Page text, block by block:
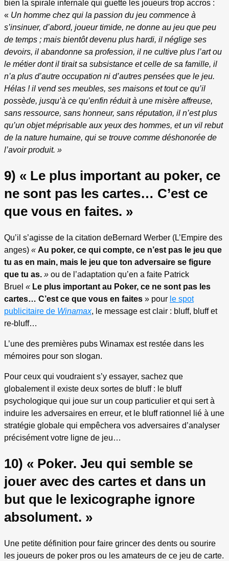
bien la spirale infernale qui guette les joueurs trop accros :
« Un homme chez qui la passion du jeu commence à
s’insinuer, d’abord, joueur timide, ne donne au jeu que peu
de temps ; mais bientôt devenu plus hardi, il néglige ses
devoirs, il abandonne sa profession, il ne cultive plus l’art ou
le métier dont il tirait sa subsistance et celle de sa famille, il
n’a plus d’autre occupation ni d’autres pensées que le jeu.
Hélas ! il vend ses meubles, ses maisons et tout ce qu’il
possède, jusqu’à ce qu’enfin réduit à une misère affreuse,
sans ressource, sans honneur, sans réputation, il n’est plus
qu’un objet méprisable aux yeux des hommes, et un vil rebut
de la nature humaine, qui se trouve comme déshonorée de
l’avoir produit. »
9) « Le plus important au poker, ce
ne sont pas les cartes… C’est ce
que vous en faites. »
Qu’il s’agisse de la citation deBernard Werber (L’Empire des
anges) « Au poker, ce qui compte, ce n’est pas le jeu que
tu as en main, mais le jeu que ton adversaire se figure
que tu as. » ou de l’adaptation qu’en a faite Patrick
Bruel « Le plus important au Poker, ce ne sont pas les
cartes… C’est ce que vous en faites » pour le spot
publicitaire de Winamax, le message est clair : bluff, bluff et
re-bluff…
L’une des premières pubs Winamax est restée dans les
mémoires pour son slogan.
Pour ceux qui voudraient s’y essayer, sachez que
globalement il existe deux sortes de bluff : le bluff
psychologique qui joue sur un coup particulier et qui sert à
induire les adversaires en erreur, et le bluff rationnel lié à une
stratégie globale qui empêchera vos adversaires d’analyser
précisément votre ligne de jeu…
10) « Poker. Jeu qui semble se
jouer avec des cartes et dans un
but que le lexicographe ignore
absolument. »
Une petite définition pour faire grincer des dents ou sourire
les joueurs de poker pros ou les amateurs de ce jeu de carte.